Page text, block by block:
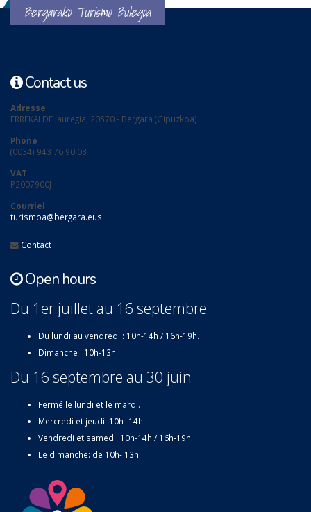
Bergarako Turismo Bulegoa
Contact us
Adresse
ERREKALDE jauregia, 20570 - Bergara (Gipuzkoa)
Phone
(0034) 943 76 90 03
VAT
P2007900J
Courriel
turismoa@bergara.eus
Contact
Open hours
Du 1er juillet au 16 septembre
Du lundi au vendredi : 10h-14h / 16h-19h.
Dimanche : 10h-13h.
Du 16 septembre au 30 juin
Fermé le lundi et le mardi.
Mercredi et jeudi: 10h -14h.
Vendredi et samedi: 10h-14h / 16h-19h.
Le dimanche: de 10h- 13h.